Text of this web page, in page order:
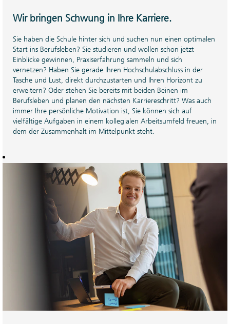
Wir bringen Schwung in Ihre Karriere.
Sie haben die Schule hinter sich und suchen nun einen optimalen
Start ins Berufsleben? Sie studieren und wollen schon jetzt
Einblicke gewinnen, Praxiserfahrung sammeln und sich
vernetzen? Haben Sie gerade Ihren Hochschulabschluss in der
Tasche und Lust, direkt durchzustarten und Ihren Horizont zu
erweitern? Oder stehen Sie bereits mit beiden Beinen im
Berufsleben und planen den nächsten Karriereschritt? Was auch
immer Ihre persönliche Motivation ist, Sie können sich auf
vielfältige Aufgaben in einem kollegialen Arbeitsumfeld freuen, in
dem der Zusammenhalt im Mittelpunkt steht.